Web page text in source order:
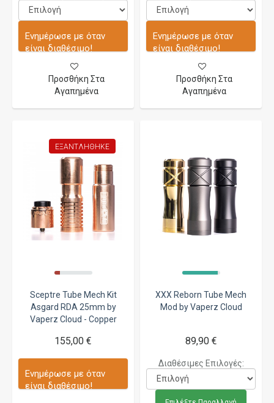
Ενημέρωσε με όταν
είναι διαθέσιμο!
Προσθήκη Στα
Αγαπημένα
Ενημέρωσε με όταν
είναι διαθέσιμο!
Προσθήκη Στα
Αγαπημένα
ΕΞΑΝΤΛΉΘΗΚΕ
Sceptre Tube Mech Kit
Asgard RDA 25mm by
Vaperz Cloud - Copper
155,00 €
Ενημέρωσε με όταν
είναι διαθέσιμο!
XXX Reborn Tube Mech
Mod by Vaperz Cloud
89,90 €
Διαθέσιμες Επιλογές: